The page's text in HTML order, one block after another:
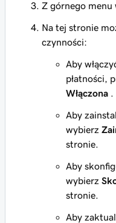
Z górnego
Na tej stronie
czynności:
Aby
płatności,
Włączona
Aby
wybierz
stronie.
Aby
wybierz
stronie.
Aby